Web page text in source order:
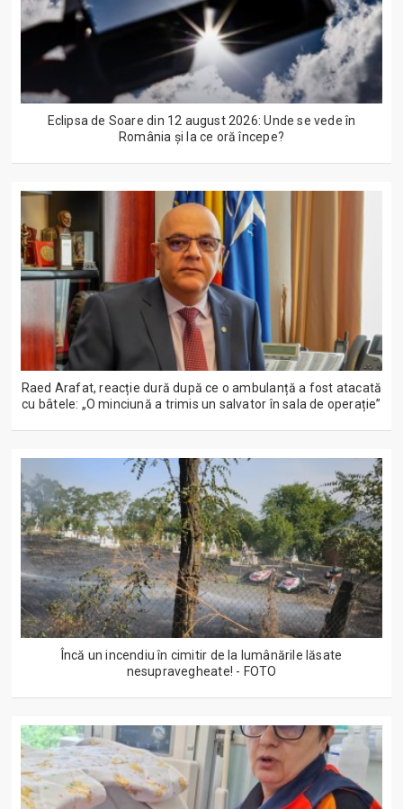
Eclipsa de Soare din 12 august 2026: Unde se vede în
România și la ce oră începe?
Raed Arafat, reacție dură după ce o ambulanță a fost atacată
cu bâtele: „O minciună a trimis un salvator în sala de operație”
Încă un incendiu în cimitir de la lumânările lăsate
nesupravegheate! - FOTO